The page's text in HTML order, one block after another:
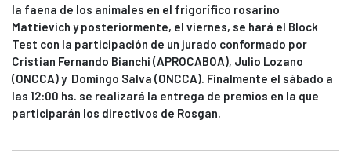
la faena de los animales en el frigorífico rosarino
Mattievich y posteriormente, el viernes, se hará el Block
Test con la participación de un jurado conformado por
Cristian Fernando Bianchi (APROCABOA), Julio Lozano
(ONCCA) y Domingo Salva (ONCCA). Finalmente el sábado a
las 12:00 hs. se realizará la entrega de premios en la que
participarán los directivos de Rosgan.